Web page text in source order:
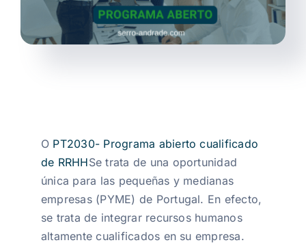
O PT2030- Programa abierto cualificado
de RRHHSe trata de una oportunidad
única para las pequeñas y medianas
empresas (PYME) de Portugal. En efecto,
se trata de integrar recursos humanos
altamente cualificados en su empresa.